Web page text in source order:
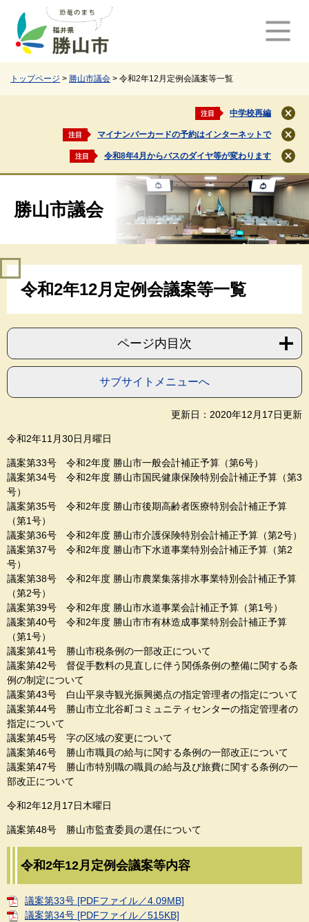
トップページ > 勝山市議会 > 令和2年12月定例会議案等一覧
注目 中学校再編
閉
じ
る
注目 マイナンバーカードの予約はインターネットで
閉
じ
る
注目 令和8年4月からバスのダイヤ等が変わります
閉
じ
る
勝山市議会
令和2年12月定例会議案等一覧
ページ内目次
サブサイトメニューへ
更新日：2020年12月17日更新
令和2年11月30日月曜日
議案第33号 令和2年度 勝山市一般会計補正予算（第6号）
議案第34号 令和2年度 勝山市国民健康保険特別会計補正予算（第3
号）
議案第35号 令和2年度 勝山市後期高齢者医療特別会計補正予算
（第1号）
議案第36号 令和2年度 勝山市介護保険特別会計補正予算（第2号）
議案第37号 令和2年度 勝山市下水道事業特別会計補正予算（第2
号）
議案第38号 令和2年度 勝山市農業集落排水事業特別会計補正予算
（第2号）
議案第39号 令和2年度 勝山市水道事業会計補正予算（第1号）
議案第40号 令和2年度 勝山市市有林造成事業特別会計補正予算
（第1号）
議案第41号 勝山市税条例の一部改正について
議案第42号 督促手数料の見直しに伴う関係条例の整備に関する条
例の制定について
議案第43号 白山平泉寺観光振興拠点の指定管理者の指定について
議案第44号 勝山市立北谷町コミュニティセンターの指定管理者の
指定について
議案第45号 字の区域の変更について
議案第46号 勝山市職員の給与に関する条例の一部改正について
議案第47号 勝山市特別職の職員の給与及び旅費に関する条例の一
部改正について
令和2年12月17日木曜日
議案第48号 勝山市監査委員の選任について
令和2年12月定例会議案等内容
議案第33号 [PDFファイル／4.09MB]
議案第34号 [PDFファイル／515KB]